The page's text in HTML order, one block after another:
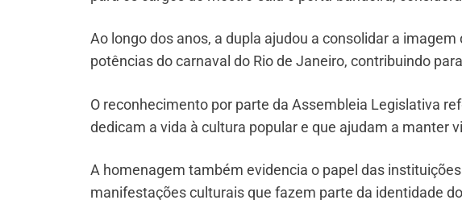
Ao longo dos anos, a dupla ajudou a consolidar a
potências do carnaval do Rio de Janeiro, contribuindo
O reconhecimento por parte da Assembleia Legislativa
dedicam a vida à cultura popular e que ajudam a manter
A homenagem também evidencia o papel das
manifestações culturais que fazem parte da identidade